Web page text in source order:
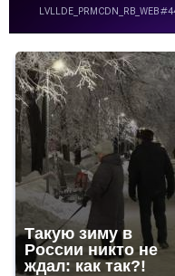
Такую зиму в
России никто не
ждал: как так?!